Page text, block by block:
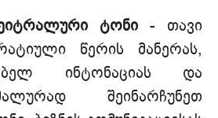
ტონი - თავი
წერის მანერას,
ინტონაციას და
შეინარჩუნეთ